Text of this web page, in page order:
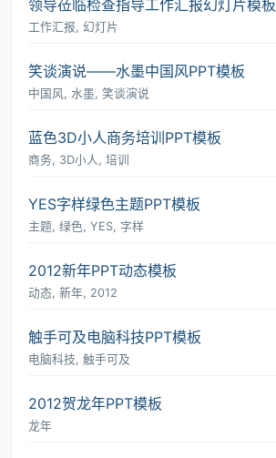
领导莅临检查指导工作汇报幻灯片模板
工作汇报, 幻灯片
笑谈演说――水墨中国风PPT模板
中国风, 水墨, 笑谈演说
蓝色3D小人商务培训PPT模板
商务, 3D小人, 培训
YES字样绿色主题PPT模板
主题, 绿色, YES, 字样
2012新年PPT动态模板
动态, 新年, 2012
触手可及电脑科技PPT模板
电脑科技, 触手可及
2012贺龙年PPT模板
龙年